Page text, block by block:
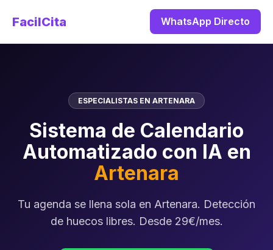
FacilCita WhatsApp Directo
ESPECIALISTAS EN ARTENARA
Sistema de Calendario
Automatizado con IA en
Artenara
Tu agenda se llena sola en Artenara. Detección
de huecos libres. Desde 29€/mes.